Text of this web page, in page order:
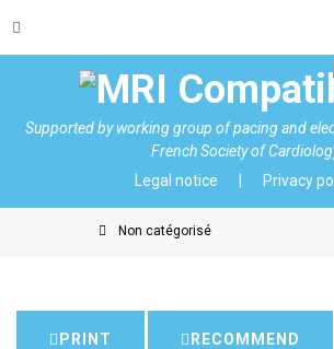
Supported byworking group of pacing and
French Society of
Legal notice
Privacy
Non catégorisé
PRINT RECOMMEND